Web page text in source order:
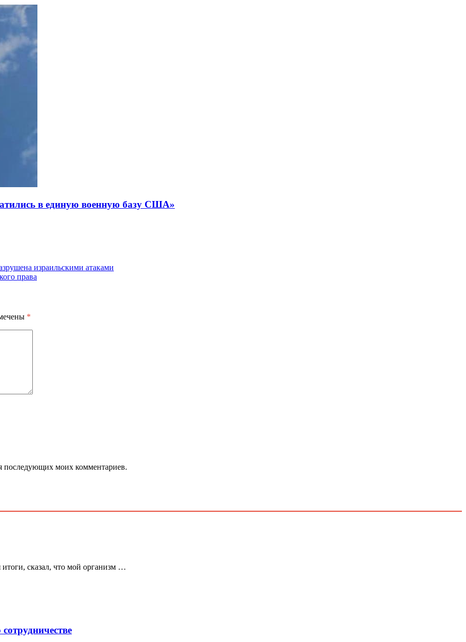
в единую военную базу США»
израильскими атаками
права
*
последующих моих комментариев.
сказал, что мой организм …